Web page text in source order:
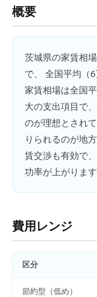
概要
茨城県の家賃相
で、 全国平均（
家賃相場は全国
大の支出項目で
のが理想とされ
りられるのが地
賃交渉も有効で
功率が上がります
費用レンジ
区分
節約型（低め）